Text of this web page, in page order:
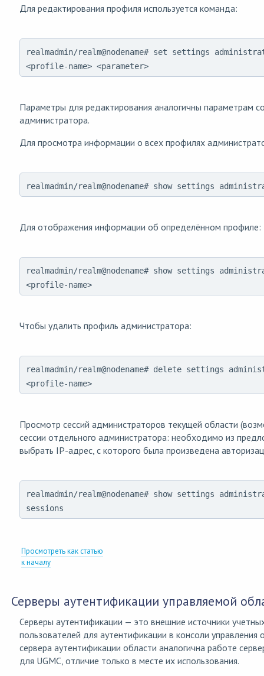
Для редактирования профиля используется команда:
realmadmin/realm@nodename# set settings
<profile-name> <parameter>
Параметры для редактирования аналогичны параметрам
администратора.
Для просмотра информации о всех профилях
realmadmin/realm@nodename# show settings
Для отображения информации об определённом профиле:
realmadmin/realm@nodename# show settings
<profile-name>
Чтобы удалить профиль администратора:
realmadmin/realm@nodename# delete settings
<profile-name>
Просмотр сессий администраторов текущей области
сессии отдельного администратора: необходимо из
выбрать IP-адрес, с которого была произведена
realmadmin/realm@nodename# show settings
sessions
Просмотреть как статью
к началу
Серверы аутентификации управляемой
Серверы аутентификации — это внешние источники
пользователей для аутентификации в консоли управления
сервера аутентификации области аналогична работе
для UGMC, отличие только в месте их использования.